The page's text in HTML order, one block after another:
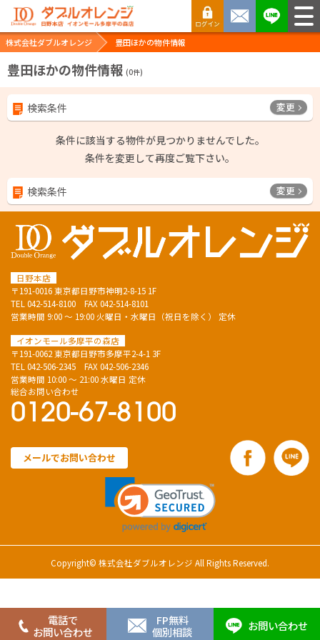
株式会社ダブルオレンジ 豊田ほかの物件情報
豊田ほかの物件情報 (0件)
検索条件 変更
条件に該当する物件が見つかりませんでした。
条件を変更して再度ご覧下さい。
検索条件 変更
日野本店
〒191-0016 東京都日野市神明2-8-15 1F
TEL 042-514-8100 FAX 042-514-8101
営業時間 9:00 ～ 19:00 火曜日・水曜日（祝日を除く） 定休
イオンモール多摩平の森店
〒191-0062 東京都日野市多摩平2-4-1 3F
TEL 042-506-2345 FAX 042-506-2346
営業時間 10:00 ～ 21:00 水曜日 定休
総合お問い合わせ
0120-67-8100
メールでお問い合わせ
Copyright© 株式会社ダブルオレンジ All Rights Reserved.
電話で
お問い合わせ
FP無料
個別相談
お問い合わせ